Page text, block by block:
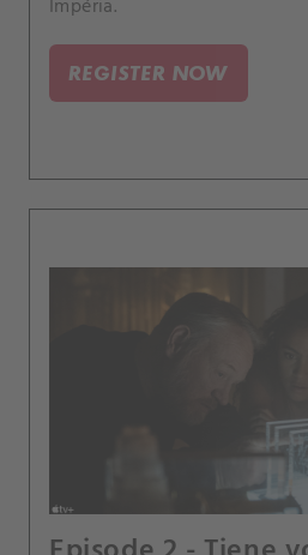
Impéria.
REGISTER NOW